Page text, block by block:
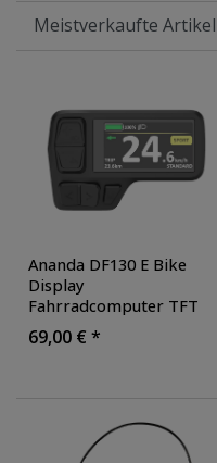
Ananda DF130 E Bike
Display
Fahrradcomputer TFT
1,9" Farbdisplay mit
Bluetooth 8 Funktionen
69,00 € *